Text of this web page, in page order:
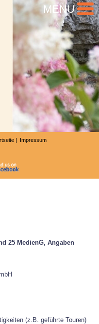
MENU
| Impressum
25 MedienG, Angaben
(z.B. geführte Touren)